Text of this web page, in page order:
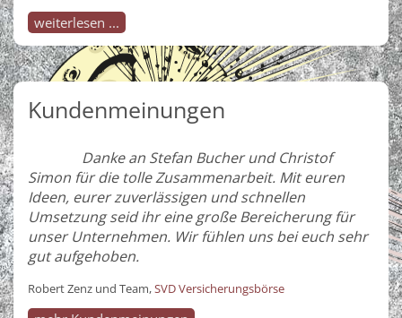
weiterlesen ...
Kundenmeinungen
Danke an Stefan Bucher und Christof
Simon für die tolle Zusammenarbeit. Mit euren
Ideen, eurer zuverlässigen und schnellen
Umsetzung seid ihr eine große Bereicherung für
unser Unternehmen. Wir fühlen uns bei euch sehr
gut aufgehoben.
Robert Zenz und Team,SVD Versicherungsbörse